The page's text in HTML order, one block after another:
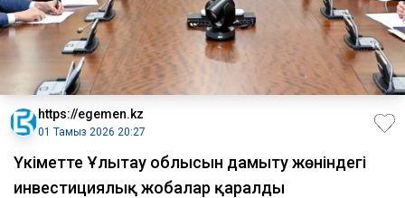
https://egemen.kz
01 Тамыз 2026 20:27
Үкіметте Ұлытау облысын дамыту жөніндегі
инвестициялық жобалар қаралды